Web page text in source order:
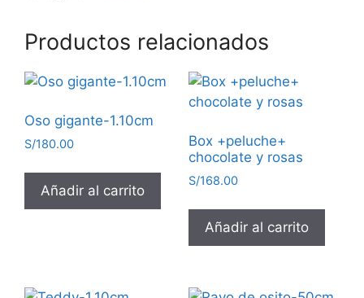
Productos relacionados
Oso gigante-1.10cm
S/180.00
Añadir al carrito
Box +peluche+
chocolate y rosas
S/168.00
Añadir al carrito